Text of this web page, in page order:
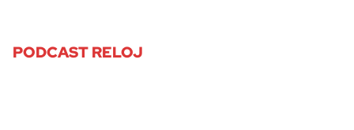
PODCAST RELOJ